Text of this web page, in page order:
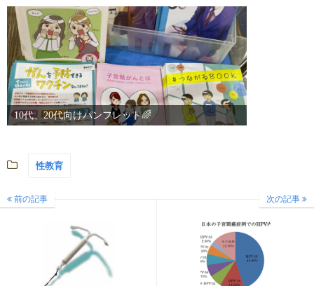
10代、20代向けパンフレット🌈
性教育
前の記事 次の記事